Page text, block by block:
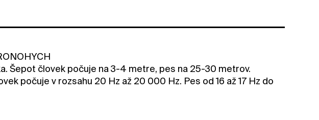
Šepot človek počuje na 3-4 metre, pes na 25-30 metrov.
počuje v rozsahu 20 Hz až 20 000 Hz. Pes od 16 až 17 Hz do